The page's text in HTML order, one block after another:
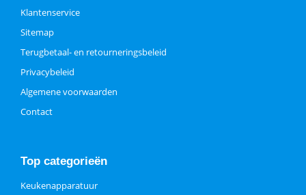
Klantenservice
Sitemap
Terugbetaal- en retourneringsbeleid
Privacybeleid
Algemene voorwaarden
Contact
Top categorieën
Keukenapparatuur